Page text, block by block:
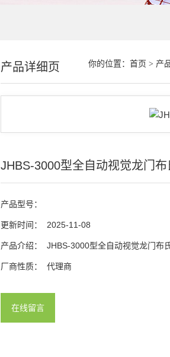
你的位置： 首页 > 产
产品详细页
JHBS-3000型全自动视觉龙门
产品型号：
更新时间： 2025-11-08
产品介绍： JHBS-3000型全自动视觉龙门布
厂商性质： 代理商
在线留言